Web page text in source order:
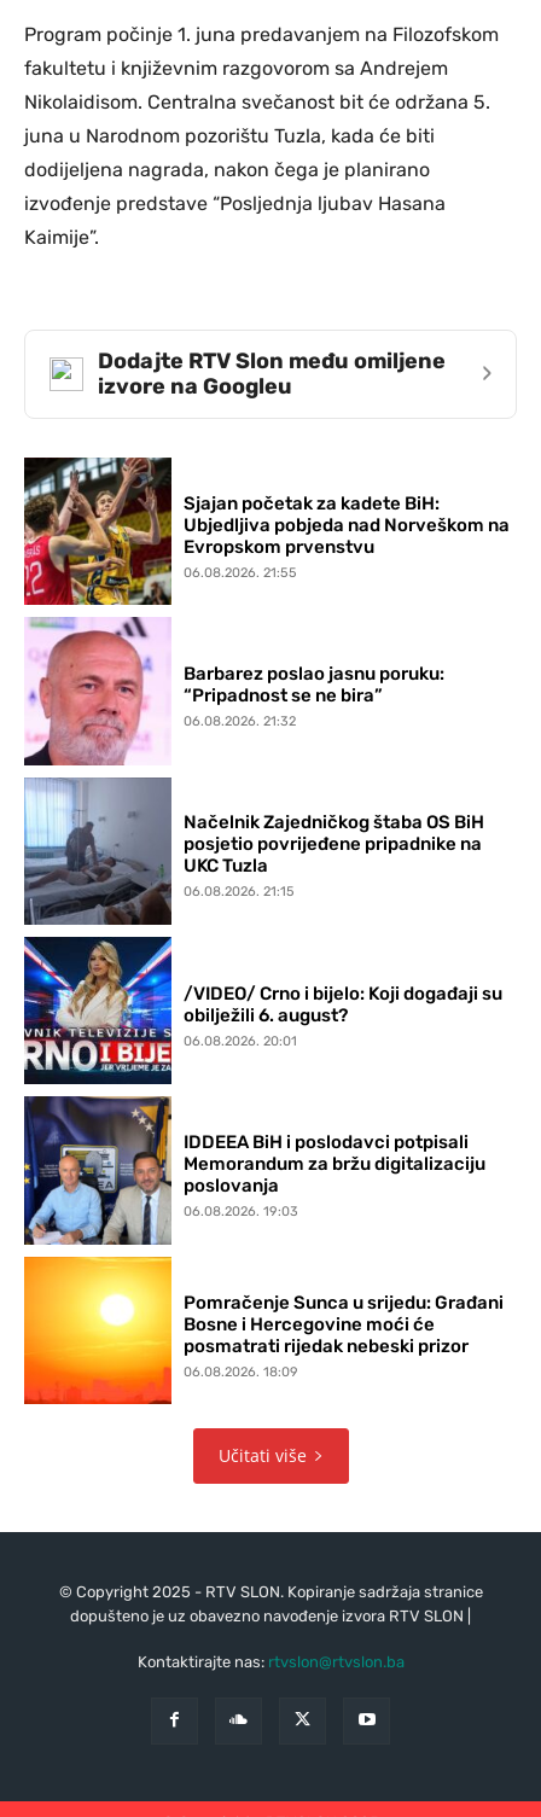
Program počinje 1. juna predavanjem na Filozofskom
fakultetu i književnim razgovorom sa Andrejem
Nikolaidisom. Centralna svečanost bit će održana 5.
juna u Narodnom pozorištu Tuzla, kada će biti
dodijeljena nagrada, nakon čega je planirano
izvođenje predstave “Posljednja ljubav Hasana
Kaimije”.
Dodajte RTV Slon među omiljene
izvore na Googleu
›
Sjajan početak za kadete BiH:
Ubjedljiva pobjeda nad Norveškom na
Evropskom prvenstvu
06.08.2026. 21:55
Barbarez poslao jasnu poruku:
“Pripadnost se ne bira”
06.08.2026. 21:32
Načelnik Zajedničkog štaba OS BiH
posjetio povrijeđene pripadnike na
UKC Tuzla
06.08.2026. 21:15
/VIDEO/ Crno i bijelo: Koji događaji su
obilježili 6. august?
06.08.2026. 20:01
IDDEEA BiH i poslodavci potpisali
Memorandum za bržu digitalizaciju
poslovanja
06.08.2026. 19:03
Pomračenje Sunca u srijedu: Građani
Bosne i Hercegovine moći će
posmatrati rijedak nebeski prizor
06.08.2026. 18:09
Učitati više
© Copyright 2025 - RTV SLON. Kopiranje sadržaja stranice
dopušteno je uz obavezno navođenje izvora RTV SLON |
Kontaktirajte nas: rtvslon@rtvslon.ba